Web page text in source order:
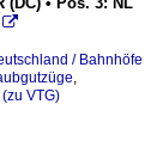

/ Bahnhöfe
,
VTG)